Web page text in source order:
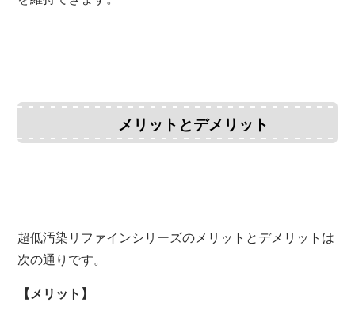
メリットとデメリット
超低汚染リファインシリーズのメリットとデメリットは
次の通りです。
【メリット】